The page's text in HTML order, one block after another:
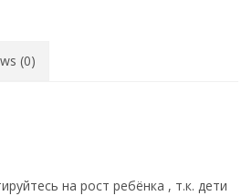
(0)
на рост ребёнка , т.к. дети